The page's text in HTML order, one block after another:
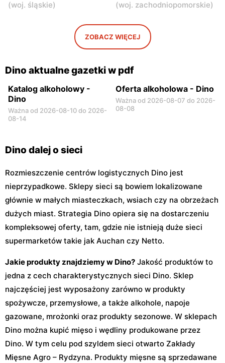
Radziejowice, ul. Do Lasu 1 Emolinek, ul. Emolinek 18A
Mazowiecka 159
(woj. śląskie)
(woj. zachodniopomorskie)
ZOBACZ WIĘCEJ
Dino aktualne gazetki w pdf
Katalog alkoholowy -
Dino
Ważna od 2026-08-10 do 2026-
08-14
Oferta alkoholowa - Dino
Ważna od 2026-08-07 do 2026-
08-08
Dino dalej o sieci
Rozmieszczenie centrów logistycznych Dino jest
nieprzypadkowe. Sklepy sieci są bowiem lokalizowane
głównie w małych miasteczkach, wsiach czy na obrzeżach
dużych miast. Strategia Dino opiera się na dostarczeniu
kompleksowej oferty, tam, gdzie nie istnieją duże sieci
supermarketów takie jak Auchan czy Netto.
Jakie produkty znajdziemy w Dino? Jakość produktów to
jedna z cech charakterystycznych sieci Dino. Sklep
najczęściej jest wyposażony zarówno w produkty
spożywcze, przemysłowe, a także alkohole, napoje
gazowane, mrożonki oraz produkty sezonowe. W sklepach
Dino można kupić mięso i wędliny produkowane przez
Dino. W tym celu pod szyldem sieci otwarto Zakłady
Mięsne Agro – Rydzyna. Produkty mięsne są sprzedawane